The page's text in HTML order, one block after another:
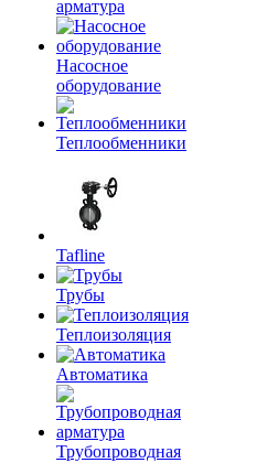
арматура
Насосное
оборудование
Теплообменники
Tafline
Трубы
Теплоизоляция
Автоматика
Трубопроводная